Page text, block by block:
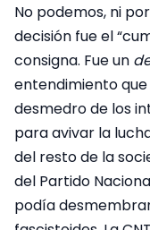
No podemos, ni
decisión fue el
consigna. Fue un
entendimiento
desmedro de los
para avivar la
del resto de la
del Partido
podía